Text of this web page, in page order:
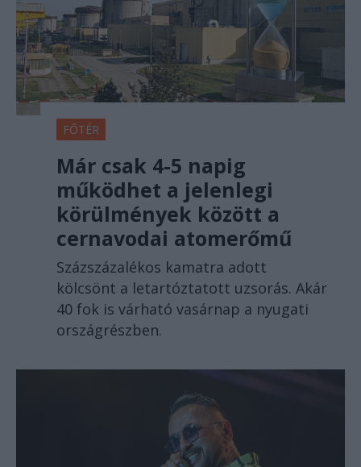
FŐTÉR
Már csak 4-5 napig
működhet a jelenlegi
körülmények között a
cernavodai atomerőmű
Százszázalékos kamatra adott
kölcsönt a letartóztatott uzsorás. Akár
40 fok is várható vasárnap a nyugati
országrészben.